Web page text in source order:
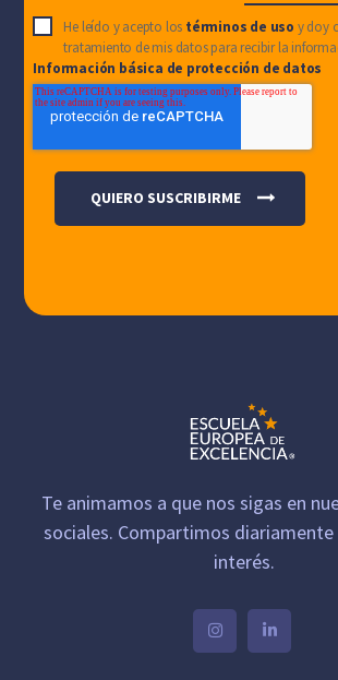
He leído y acepto los términos de uso y doy
tratamiento de mis datos para recibir la
Información básica de protección de datos
Te animamos a que nos sigas en
sociales. Compartimos
interés.